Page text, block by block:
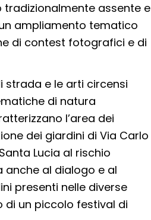
assente e
ampliamento tematico
di contest fotografici e di
strada e le arti circensi
di natura
l’area dei
dei giardini di Via Carlo
Lucia al rischio
anche al dialogo e al
presenti nelle diverse
di un piccolo festival di